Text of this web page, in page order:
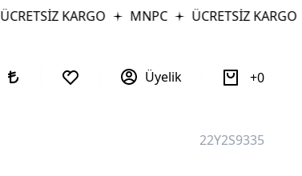
KARGO MNPC ÜCRETSİZ KARGO
Üyelik 0
22Y2S9335